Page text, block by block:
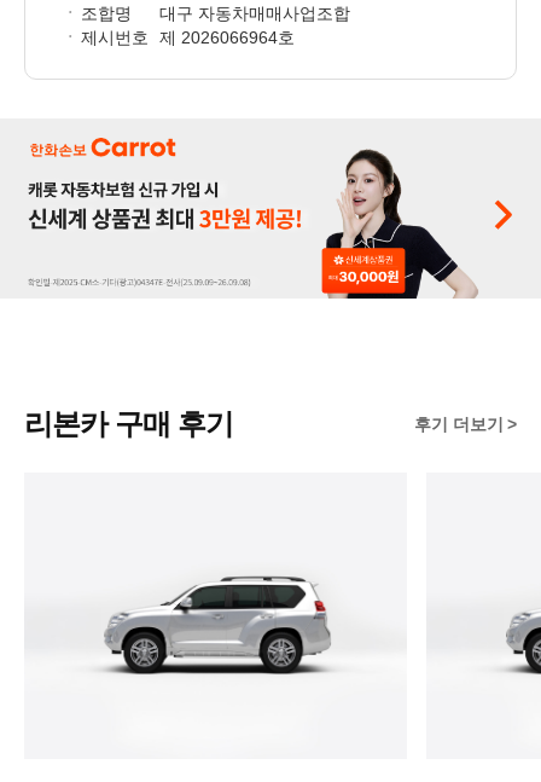
조합명
대구 자동차매매사업조합
제시번호
제 2026066964호
리본카 구매 후기 후기 더보기